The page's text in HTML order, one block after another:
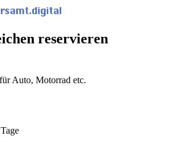
reservieren
Auto, Motorrad etc.